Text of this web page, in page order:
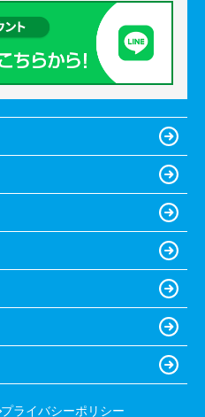
プライバシーポリシー